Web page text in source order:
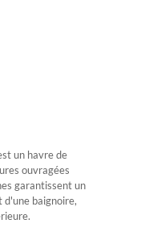
un havre de
ouvragées
garantissent un
d'une baignoire,